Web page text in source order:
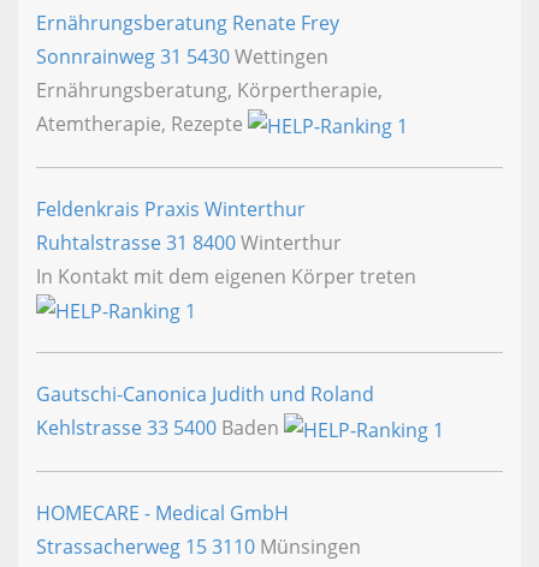
Ernährungsberatung Renate Frey
Sonnrainweg 31 5430Wettingen
Ernährungsberatung, Körpertherapie,
Atemtherapie, Rezepte
Feldenkrais Praxis Winterthur
Ruhtalstrasse 31 8400Winterthur
In Kontakt mit dem eigenen Körper treten
Gautschi-Canonica Judith und Roland
Kehlstrasse 33 5400 Baden
HOMECARE - Medical GmbH
Strassacherweg 153110 Münsingen